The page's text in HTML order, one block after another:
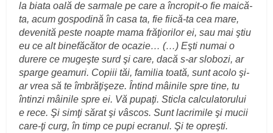
la biata oală de sarmale pe care a încropit-o fie maică-
ta, acum gospodină în casa ta, fie fiică-ta cea mare,
devenită peste noapte mama frăţiorilor ei, sau mai ştiu
eu ce alt binefăcător de ocazie… (…) Eşti numai o
durere ce mugeşte surd şi care, dacă s-ar slobozi, ar
sparge geamuri. Copiii tăi, familia toată, sunt acolo şi-
ar vrea să te îmbrăţişeze. Întind mâinile spre tine, tu
întinzi mâinile spre ei. Vă pupaţi. Sticla calculatorului
e rece. Şi simţi sărat şi vâscos. Sunt lacrimile şi mucii
care-ţi curg, în timp ce pupi ecranul. Şi te opreşti.